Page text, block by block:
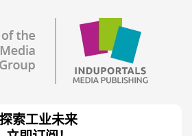
探索工业未来